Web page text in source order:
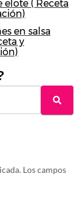
elote ( Receta
en salsa
y
Los campos